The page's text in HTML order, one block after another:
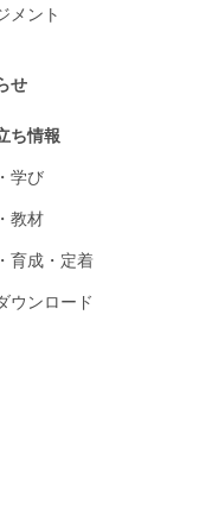
メント
せ
ち情報
学び
教材
育成・定着
ウンロード